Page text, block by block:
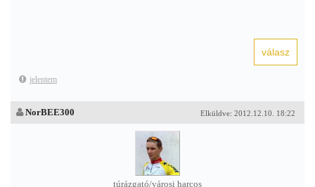
jelentem
Elküldve: 2012.12.10. 18:22
NorBEE300
túrázgató/városi harcos